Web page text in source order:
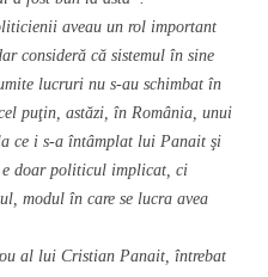
aveau un rol important
consideră că sistemul în sine
lucruri nu s-au schimbat în
puţin, astăzi, în România, unui
ce i s-a întâmplat lui Panait şi
e doar politicul implicat, ci
modul în care se lucra avea
al lui Cristian Panait, întrebat